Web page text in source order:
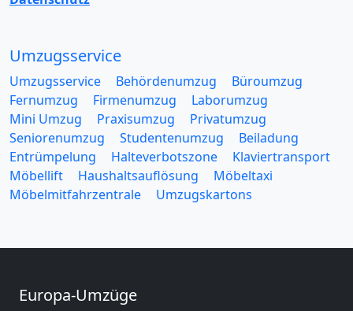
Umzugsservice
Umzugsservice Behördenumzug
Büroumzug
Fernumzug
Firmenumzug
Laborumzug
Mini Umzug
Praxisumzug
Privatumzug
Seniorenumzug
Studentenumzug
Beiladung
Entrümpelung
Halteverbotszone
Klaviertransport
Möbellift
Haushaltsauflösung
Möbeltaxi
Möbelmitfahrzentrale
Umzugskartons
Europa-Umzüge